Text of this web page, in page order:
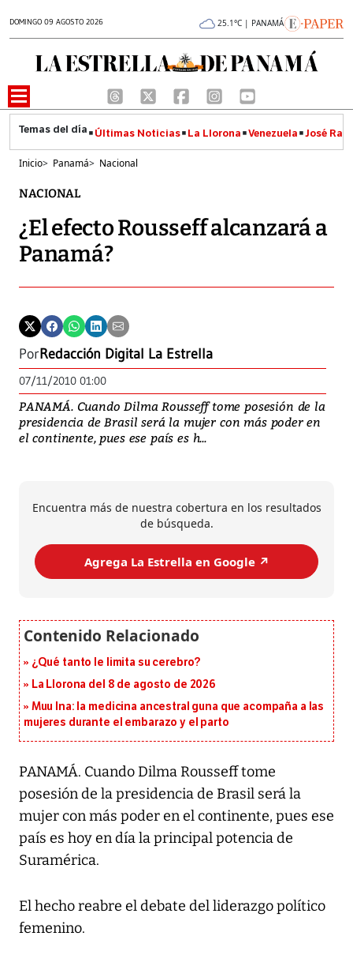
DOMINGO 09 AGOSTO 2026 25.1°C | PANAMÁ
Últimas Noticias La Llorona Venezuela José
Inicio> Panamá> Nacional
NACIONAL
¿El efecto Rousseff alcanzará a
Panamá?
PorRedacción Digital La Estrella
07/11/2010 01:00
PANAMÁ. Cuando Dilma Rousseff tome posesión de la
presidencia de Brasil será la mujer con más poder en
el continente, pues ese país es h...
Encuentra más de nuestra cobertura en los resultados
de búsqueda.
Agrega La Estrella en Google ↗️
¿Qué tanto le limita su cerebro?
La Llorona del 8 de agosto de 2026
Muu Ina: la medicina ancestral guna que acompaña a las
mujeres durante el embarazo y el parto
PANAMÁ. Cuando Dilma Rousseff tome
posesión de la presidencia de Brasil será la
mujer con más poder en el continente, pues ese
país es hoy en día la principal potencia de
Suramérica.
El hecho reabre el debate del liderazgo político
femenino.